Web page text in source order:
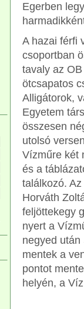
Egerben
A hazai férfi
csoportban
tavaly az
ötcsapatos
Alligátorok,
Egyetem
összesen
utolsó
Vízműre két
és a
találkozó.
Horváth
feljöttekegy
nyert a
negyed
mentek a
pontot
helyén, a